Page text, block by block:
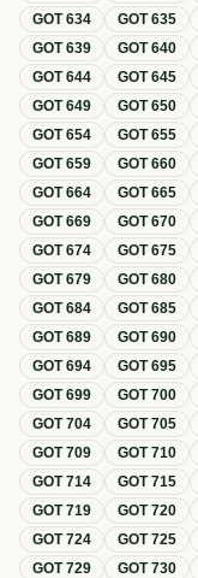
GOT634 GOT635
GOT639 GOT640
GOT644 GOT645
GOT649 GOT650
GOT654 GOT655
GOT659 GOT660
GOT664 GOT665
GOT669 GOT670
GOT674 GOT675
GOT679 GOT680
GOT684 GOT685
GOT689 GOT690
GOT694 GOT695
GOT699 GOT700
GOT704 GOT705
GOT709 GOT710
GOT714 GOT715
GOT719 GOT720
GOT724 GOT725
GOT729 GOT730